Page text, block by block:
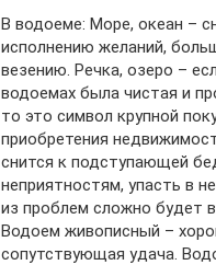
В водоеме: Море, океан –
исполнению желаний,
везению. Речка, озеро –
водоемах была чистая и
то это символ крупной
приобретения
снится к подступающей
неприятностям, упасть в
из проблем сложно будет
Водоем живописный –
сопутствующая удача.